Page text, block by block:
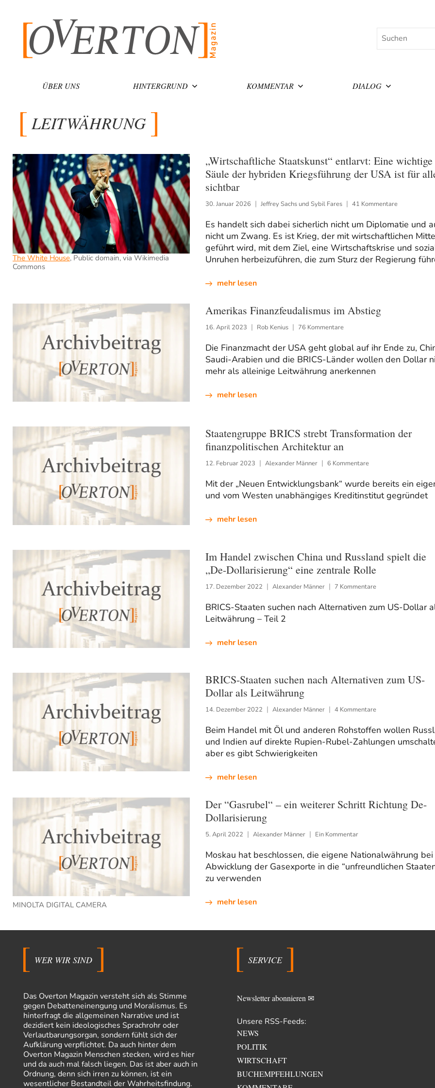
Suchen
ÜBER UNS HINTERGRUND KOMMENTAR DIALOG
LEITWÄHRUNG
The White House, Public domain, via Wikimedia
Commons
„Wirtschaftliche Staatskunst“ entlarvt: Eine wichtige
Säule der hybriden Kriegsführung der USA ist für
sichtbar
30. Januar 2026 Jeffrey Sachs und Sybil Fares 41 Kommentare
Es handelt sich dabei sicherlich nicht um Diplomatie und
nicht um Zwang. Es ist Krieg, der mit wirtschaftlichen
geführt wird, mit dem Ziel, eine Wirtschaftskrise und
Unruhen herbeizuführen, die zum Sturz der Regierung
mehr lesen
Amerikas Finanzfeudalismus im Abstieg
16. April 2023 Rob Kenius 76 Kommentare
Die Finanzmacht der USA geht global auf ihr Ende zu,
Saudi-Arabien und die BRICS-Länder wollen den Dollar
mehr als alleinige Leitwährung anerkennen
mehr lesen
Staatengruppe BRICS strebt Transformation der
finanzpolitischen Architektur an
12. Februar 2023 Alexander Männer 6 Kommentare
Mit der „Neuen Entwicklungsbank“ wurde bereits ein
und vom Westen unabhängiges Kreditinstitut gegründet
mehr lesen
Im Handel zwischen China und Russland spielt die
„De-Dollarisierung“ eine zentrale Rolle
17. Dezember 2022 Alexander Männer 7 Kommentare
BRICS-Staaten suchen nach Alternativen zum US-Dollar
Leitwährung – Teil 2
mehr lesen
BRICS-Staaten suchen nach Alternativen zum US-
Dollar als Leitwährung
14. Dezember 2022 Alexander Männer 4 Kommentare
Beim Handel mit Öl und anderen Rohstoffen wollen
und Indien auf direkte Rupien-Rubel-Zahlungen
aber es gibt Schwierigkeiten
mehr lesen
MINOLTA DIGITAL CAMERA
Der “Gasrubel“ – ein weiterer Schritt Richtung De-
Dollarisierung
5. April 2022 Alexander Männer Ein Kommentar
Moskau hat beschlossen, die eigene Nationalwährung
Abwicklung der Gasexporte in die “unfreundlichen
zu verwenden
mehr lesen
WER WIR SIND
Das Overton Magazin versteht sich als Stimme
gegen Debatteneinengung und Moralismus. Es
hinterfragt die allgemeinen Narrative und ist
dezidiert kein ideologisches Sprachrohr oder
Verlautbarungsorgan, sondern fühlt sich der
Aufklärung verpflichtet. Da auch hinter dem
Overton Magazin Menschen stecken, wird es hier
und da auch mal falsch liegen. Das ist aber auch in
Ordnung, denn sich irren zu können, ist ein
wesentlicher Bestandteil der Wahrheitsfindung.
SERVICE
Newsletter abonnieren ✉
Unsere RSS-Feeds:
NEWS
POLITIK
WIRTSCHAFT
BUCHEMPFEHLUNGEN